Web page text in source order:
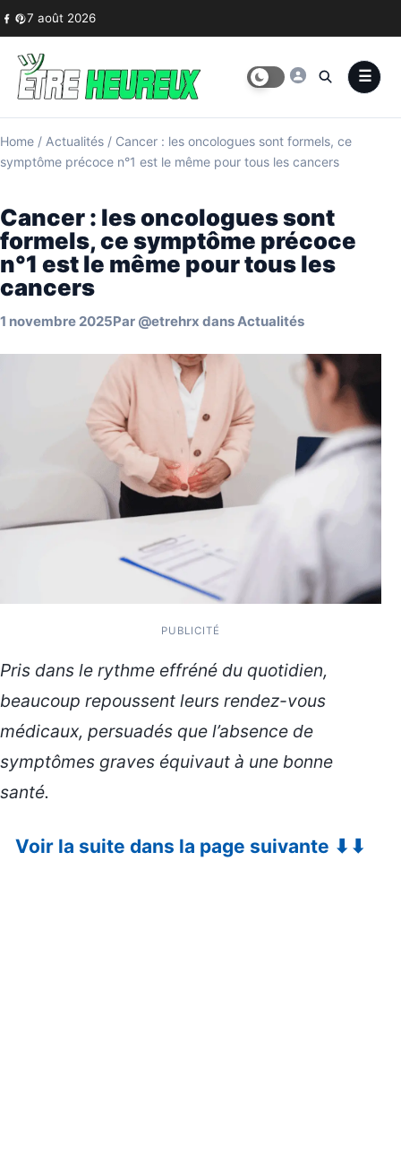
Skip to content
7 août 2026
Home / Actualités / Cancer : les oncologues sont formels, ce
symptôme précoce n°1 est le même pour tous les cancers
Cancer : les oncologues sont
formels, ce symptôme précoce
n°1 est le même pour tous les
cancers
1 novembre 2025Par @etrehrx dansActualités
PUBLICITÉ
Pris dans le rythme effréné du quotidien,
beaucoup repoussent leurs rendez-vous
médicaux, persuadés que l’absence de
symptômes graves équivaut à une bonne
santé.
Voir la suite dans la page suivante ⬇⬇